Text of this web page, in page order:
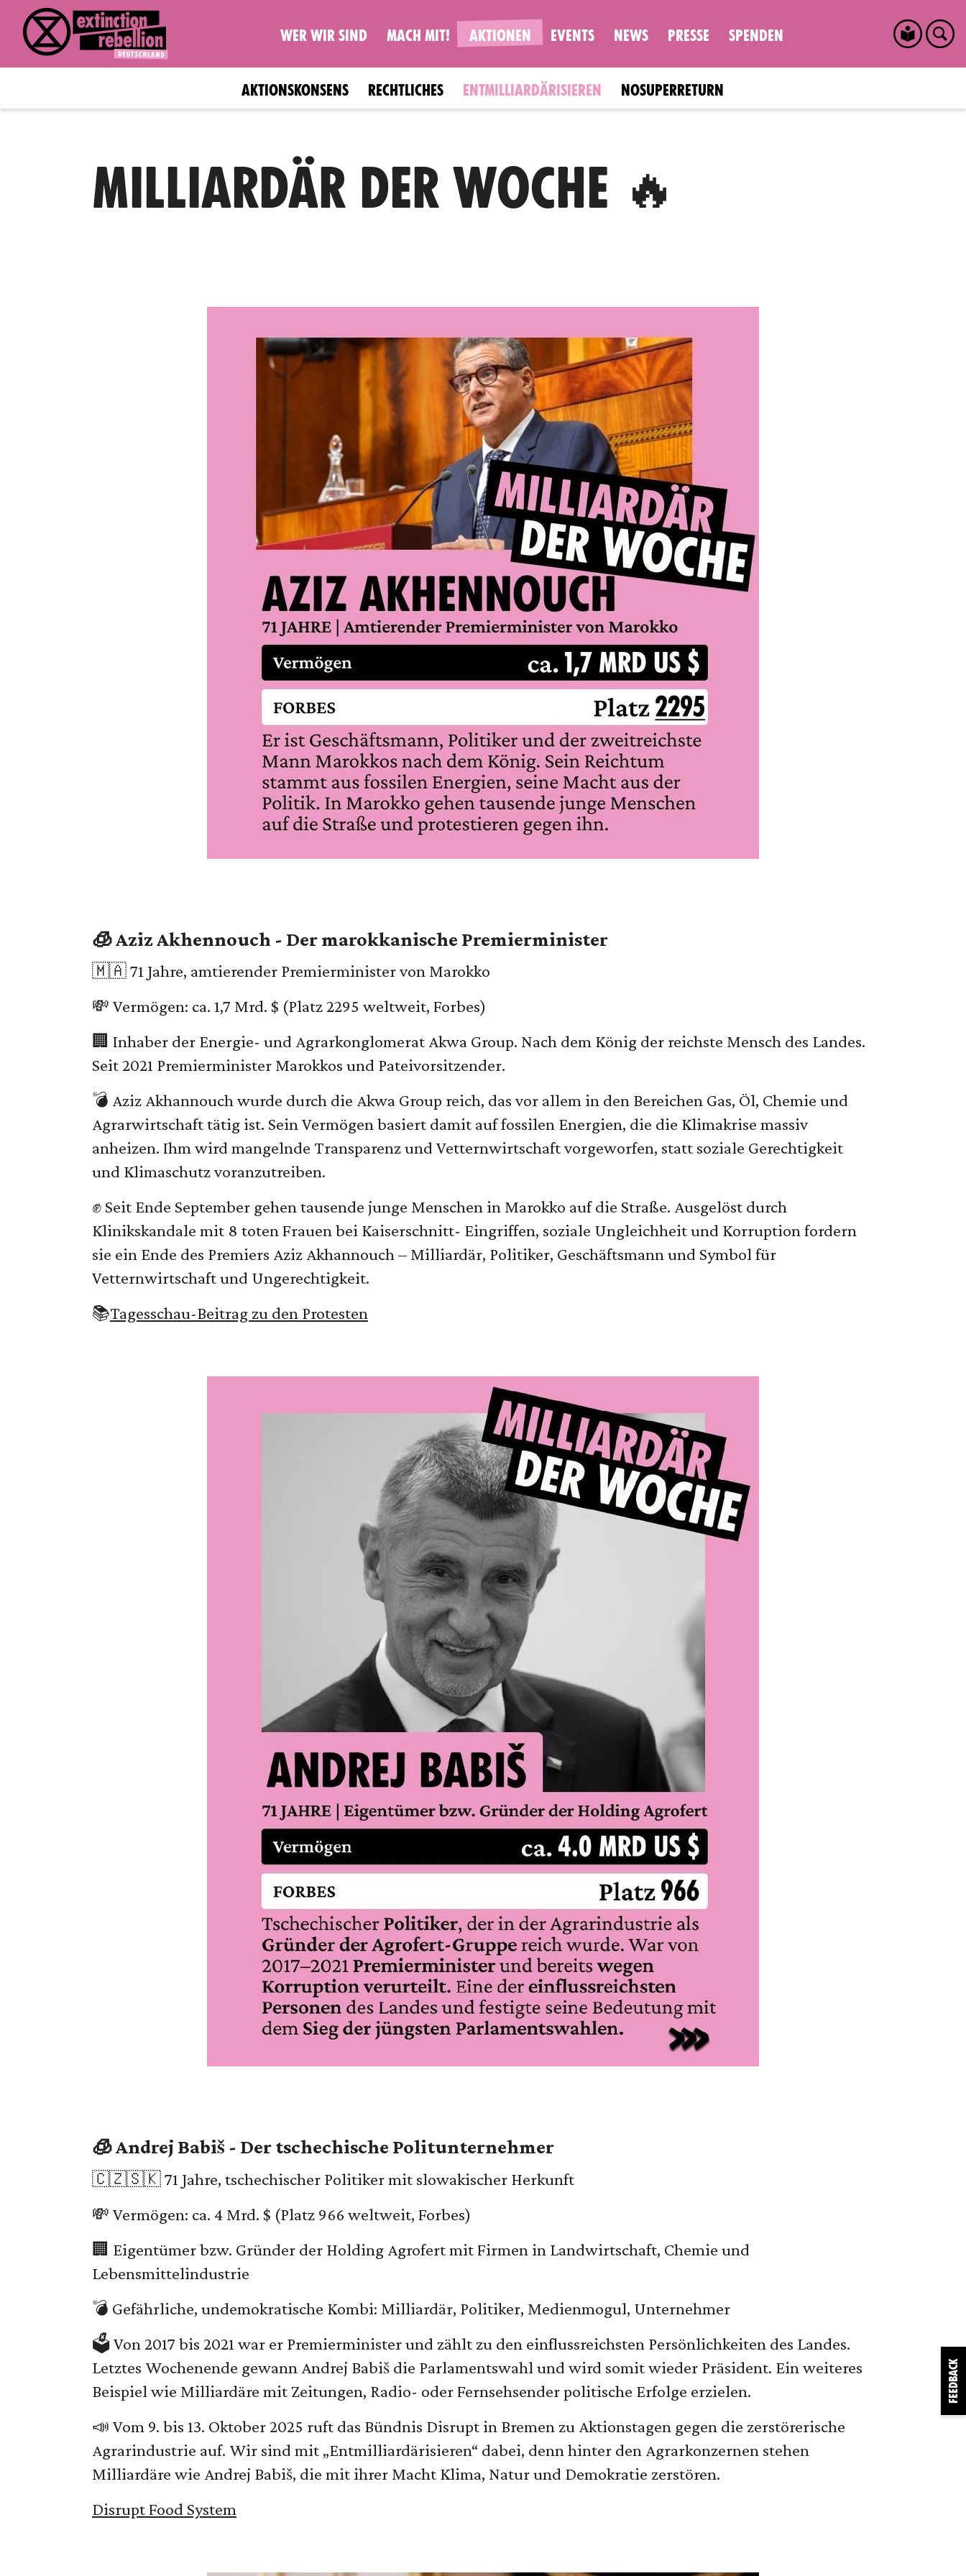
WER WIR SIND MACH MIT! AKTIONEN
AKTIONSKONSENS RECHTLICHES ENTMILLIARDÄRISIEREN NOSUPERRETURN
EVENTS NEWS PRESSE SPENDEN
MILLIARDÄR DER WOCHE 🔥
🧊 Aziz Akhennouch - Der marokkanische Premierminister
🇲🇦 71 Jahre, amtierender Premierminister von Marokko
💸 Vermögen: ca. 1,7 Mrd. $ (Platz 2295 weltweit, Forbes)
🏢 Inhaber der Energie- und Agrarkonglomerat Akwa Group. Nach dem König der reichste Mensch des Landes.
Seit 2021 Premierminister Marokkos und Pateivorsitzender.
💣 Aziz Akhannouch wurde durch die Akwa Group reich, das vor allem in den Bereichen Gas, Öl, Chemie und
Agrarwirtschaft tätig ist. Sein Vermögen basiert damit auf fossilen Energien, die die Klimakrise massiv
anheizen. Ihm wird mangelnde Transparenz und Vetternwirtschaft vorgeworfen, statt soziale Gerechtigkeit
und Klimaschutz voranzutreiben.
✊ Seit Ende September gehen tausende junge Menschen in Marokko auf die Straße. Ausgelöst durch
Klinikskandale mit 8 toten Frauen bei Kaiserschnitt- Eingriffen, soziale Ungleichheit und Korruption fordern
sie ein Ende des Premiers Aziz Akhannouch – Milliardär, Politiker, Geschäftsmann und Symbol für
Vetternwirtschaft und Ungerechtigkeit.
📚Tagesschau-Beitrag zu den Protesten
🧊 Andrej Babiš - Der tschechische Politunternehmer
🇨🇿🇸🇰 71 Jahre, tschechischer Politiker mit slowakischer Herkunft
💸 Vermögen: ca. 4 Mrd. $ (Platz 966 weltweit, Forbes)
🏢 Eigentümer bzw. Gründer der Holding Agrofert mit Firmen in Landwirtschaft, Chemie und
Lebensmittelindustrie
💣 Gefährliche, undemokratische Kombi: Milliardär, Politiker, Medienmogul, Unternehmer
🗳️ Von 2017 bis 2021 war er Premierminister und zählt zu den einflussreichsten Persönlichkeiten des Landes.
Letztes Wochenende gewann Andrej Babiš die Parlamentswahl und wird somit wieder Präsident. Ein weiteres
Beispiel wie Milliardäre mit Zeitungen, Radio- oder Fernsehsender politische Erfolge erzielen.
📣 Vom 9. bis 13. Oktober 2025 ruft das Bündnis Disrupt in Bremen zu Aktionstagen gegen die zerstörerische
Agrarindustrie auf. Wir sind mit „Entmilliardärisieren“ dabei, denn hinter den Agrarkonzernen stehen
Milliardäre wie Andrej Babiš, die mit ihrer Macht Klima, Natur und Demokratie zerstören.
Disrupt Food System
FEEDBACK